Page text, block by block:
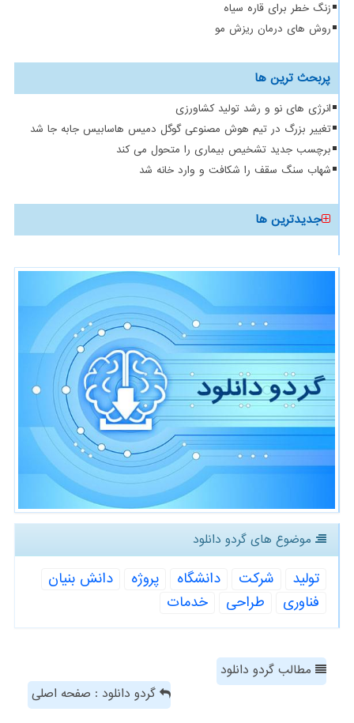
زنگ خطر برای قاره سیاه
روش های درمان ریزش مو
پربحث ترین ها
انرژی های نو و رشد تولید کشاورزی
تغییر بزرگ در تیم هوش مصنوعی گوگل دمیس هاسابیس جابه جا شد
برچسب جدید تشخیص بیماری را متحول می کند
شهاب سنگ سقف را شکافت و وارد خانه شد
جدیدترین ها
موضوع های گردو دانلود
تولید شركت دانشگاه پروژه
دانش بنیان
فناوری
طراحی خدمات
مطالب گردو دانلود
گردو دانلود : صفحه اصلی